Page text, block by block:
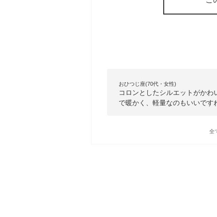
おひつじ座(70代・女性)
コロンとしたシルエットがか
で暖かく、軽量なのもいいです
全